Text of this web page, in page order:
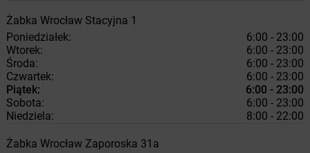
Żabka Wrocław Stacyjna 1
Poniedziałek:
6:00 - 23:00
Wtorek:
6:00 - 23:00
Środa:
6:00 - 23:00
Czwartek:
6:00 - 23:00
Piątek:
6:00 - 23:00
Sobota:
6:00 - 23:00
Niedziela:
8:00 - 22:00
Żabka Wrocław Zaporoska 31a